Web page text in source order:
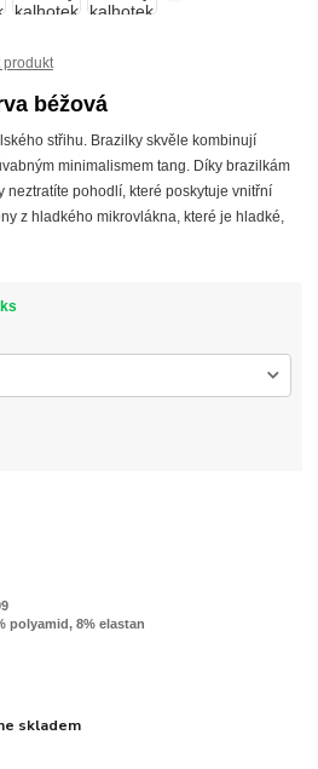
produkt
béžová
střihu. Brazilky skvěle kombinují
minimalismem tang. Díky brazilkám
neztratíte pohodlí, které poskytuje vnitřní
z hladkého mikrovlákna, které je hladké,
polyamid, 8% elastan
skladem